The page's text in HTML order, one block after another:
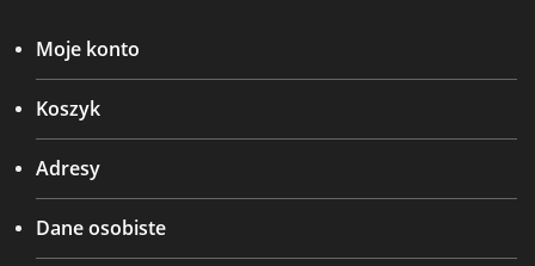
Moje konto
Koszyk
Adresy
Dane osobiste